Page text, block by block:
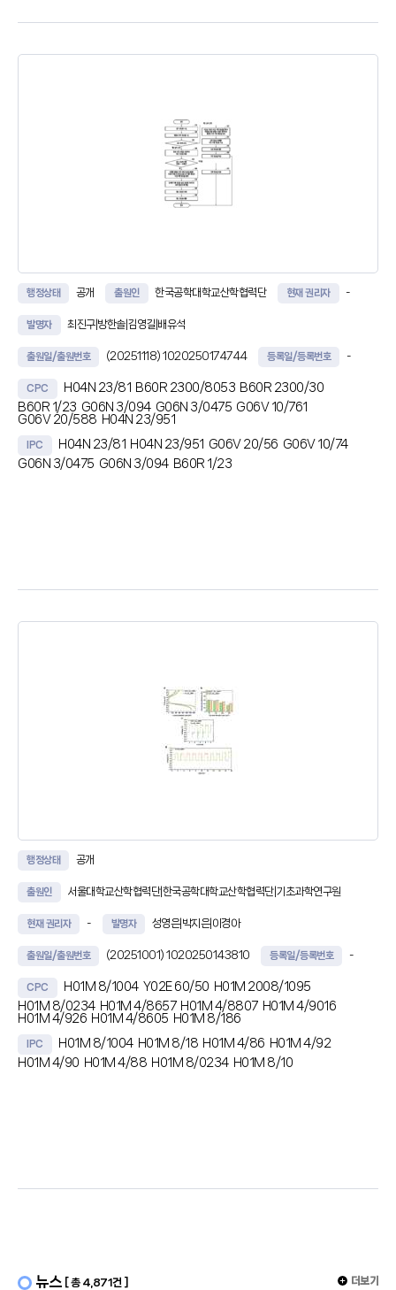
행정상태 공개 출원인 한국공학대학교산학협력단 현재 권리자 -
발명자 최진구|방한솔|김영길|배유석
출원일/출원번호 (20251118) 1020250174744 등록일/등록번호 -
CPC H04N 23/81 B60R 2300/8053 B60R 2300/30
B60R 1/23 G06N 3/094 G06N 3/0475 G06V 10/761
G06V 20/588 H04N 23/951
IPC H04N 23/81 H04N 23/951 G06V 20/56 G06V 10/74
G06N 3/0475 G06N 3/094 B60R 1/23
행정상태 공개
출원인 서울대학교산학협력단|한국공학대학교산학협력단|기초과학연구원
현재 권리자 - 발명자 성영은|박지은|이경아
출원일/출원번호 (20251001) 1020250143810 등록일/등록번호 -
CPC H01M 8/1004 Y02E 60/50 H01M 2008/1095
H01M 8/0234 H01M 4/8657 H01M 4/8807 H01M 4/9016
H01M 4/926 H01M 4/8605 H01M 8/186
IPC H01M 8/1004 H01M 8/18 H01M 4/86 H01M 4/92
H01M 4/90 H01M 4/88 H01M 8/0234 H01M 8/10
뉴스 [ 총 4,871건 ] 더보기